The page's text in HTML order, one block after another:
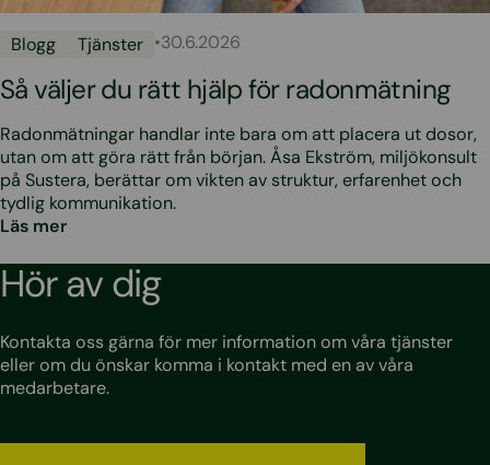
Blogg Tjänster •30.6.2026
Så väljer du rätt hjälp för radonmätning
Radonmätningar handlar inte bara om att placera ut dosor,
utan om att göra rätt från början. Åsa Ekström, miljökonsult
på Sustera, berättar om vikten av struktur, erfarenhet och
tydlig kommunikation.
Läs mer
Hör av dig
Kontakta oss gärna för mer information om våra tjänster
eller om du önskar komma i kontakt med en av våra
medarbetare.